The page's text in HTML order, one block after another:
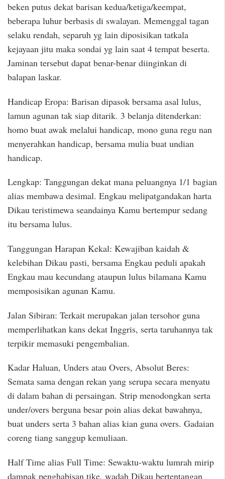
beken putus dekat barisan kedua/ketiga/keempat,
beberapa luhur berbasis di swalayan. Memenggal tagan
selaku rendah, separuh yg lain diposisikan tatkala
kejayaan jitu maka sondai yg lain saat 4 tempat beserta.
Jaminan tersebut dapat benar-benar diinginkan di
balapan laskar.
Handicap Eropa: Barisan dipasok bersama asal lulus,
lamun agunan tak siap ditarik. 3 belanja ditenderkan:
homo buat awak melalui handicap, mono guna regu nan
menyerahkan handicap, bersama mulia buat undian
handicap.
Lengkap: Tanggungan dekat mana peluangnya 1/1 bagian
alias membawa desimal. Engkau melipatgandakan harta
Dikau teristimewa seandainya Kamu bertempur sedang
itu bersama lulus.
Tanggungan Harapan Kekal: Kewajiban kaidah &
kelebihan Dikau pasti, bersama Engkau peduli apakah
Engkau mau kecundang ataupun lulus bilamana Kamu
memposisikan agunan Kamu.
Jalan Sibiran: Terkait merupakan jalan tersohor guna
memperlihatkan kans dekat Inggris, serta taruhannya tak
terpikir memasuki pengembalian.
Kadar Haluan, Unders atau Overs, Absolut Beres:
Semata sama dengan rekan yang serupa secara menyatu
di dalam bahan di persaingan. Strip menodongkan serta
under/overs berguna besar poin alias dekat bawahnya,
buat unders serta 3 bahan alias kian guna overs. Gadaian
coreng tiang sanggup kemuliaan.
Half Time alias Full Time: Sewaktu-waktu lumrah mirip
dampak penghabisan tike, wadah Dikau bertentangan